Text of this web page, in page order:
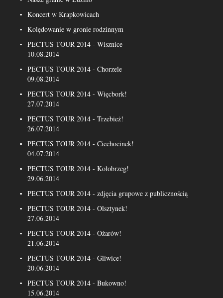
Koncert w Krapkowicach
Kolędowanie w gronie rodzinnym
PECTUS TOUR 2014 - Wisznice
10.08.2014
PECTUS TOUR 2014 - Chorzele
09.08.2014
PECTUS TOUR 2014 - Więcbork!
27.07.2014
PECTUS TOUR 2014 - Trzebież!
26.07.2014
PECTUS TOUR 2014 - Ciechocinek!
04.07.2014
PECTUS TOUR 2014 - Kołobrzeg!
29.06.2014
PECTUS TOUR 2014 - zdjęcia grupowe z publicznością
PECTUS TOUR 2014 - Olsztynek!
27.06.2014
PECTUS TOUR 2014 - Ożarów!
21.06.2014
PECTUS TOUR 2014 - Gliwice!
20.06.2014
PECTUS TOUR 2014 - Bukowno!
15.06.2014